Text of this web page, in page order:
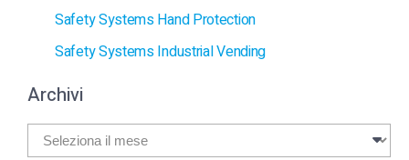
Safety Systems Hand Protection
Safety Systems Industrial Vending
Archivi
Archivi